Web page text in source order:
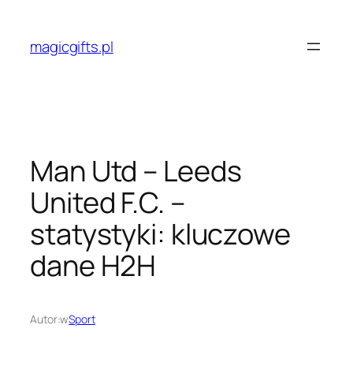
treścimagicgifts.pl
Man Utd – Leeds
United F.C. –
statystyki: kluczowe
dane H2H
Autor:wSport